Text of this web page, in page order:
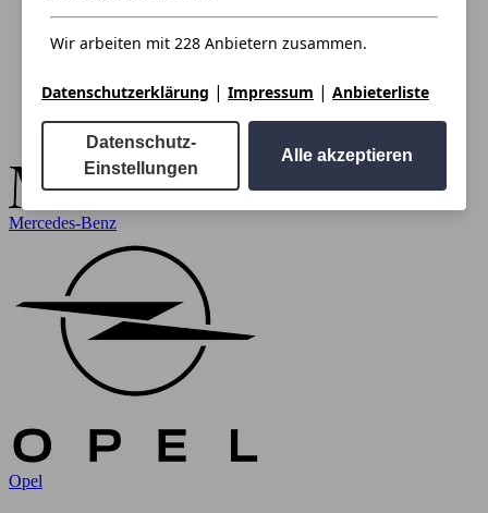
Mercedes-Benz
Opel
Wir arbeiten mit 228 Anbietern zusammen.
Datenschutzerklärung | Impressum | Anbieterliste
Datenschutz-
Einstellungen
Alle akzeptieren